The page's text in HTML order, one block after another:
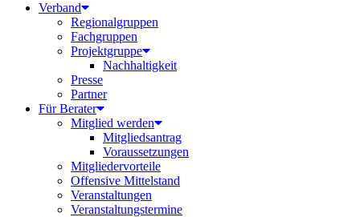
Verband
Regionalgruppen
Fachgruppen
Projektgruppe
Nachhaltigkeit
Presse
Partner
Für Berater
Mitglied werden
Mitgliedsantrag
Voraussetzungen
Mitgliedervorteile
Offensive Mittelstand
Veranstaltungen
Veranstaltungstermine